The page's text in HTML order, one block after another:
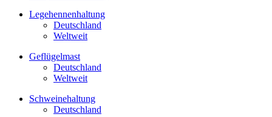
Legehennenhaltung
Deutschland
Weltweit
Geflügelmast
Deutschland
Weltweit
Schweinehaltung
Deutschland